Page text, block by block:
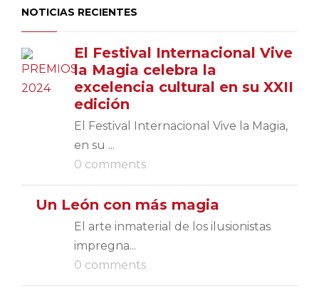
NOTICIAS RECIENTES
El Festival Internacional Vive
la Magia celebra la
excelencia cultural en su XXII
edición
El Festival Internacional Vive la Magia,
en su ...
0 comments
Un León con más magia
El arte inmaterial de los ilusionistas
impregna...
0 comments